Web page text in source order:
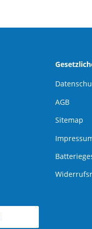
AGB
Sitemap